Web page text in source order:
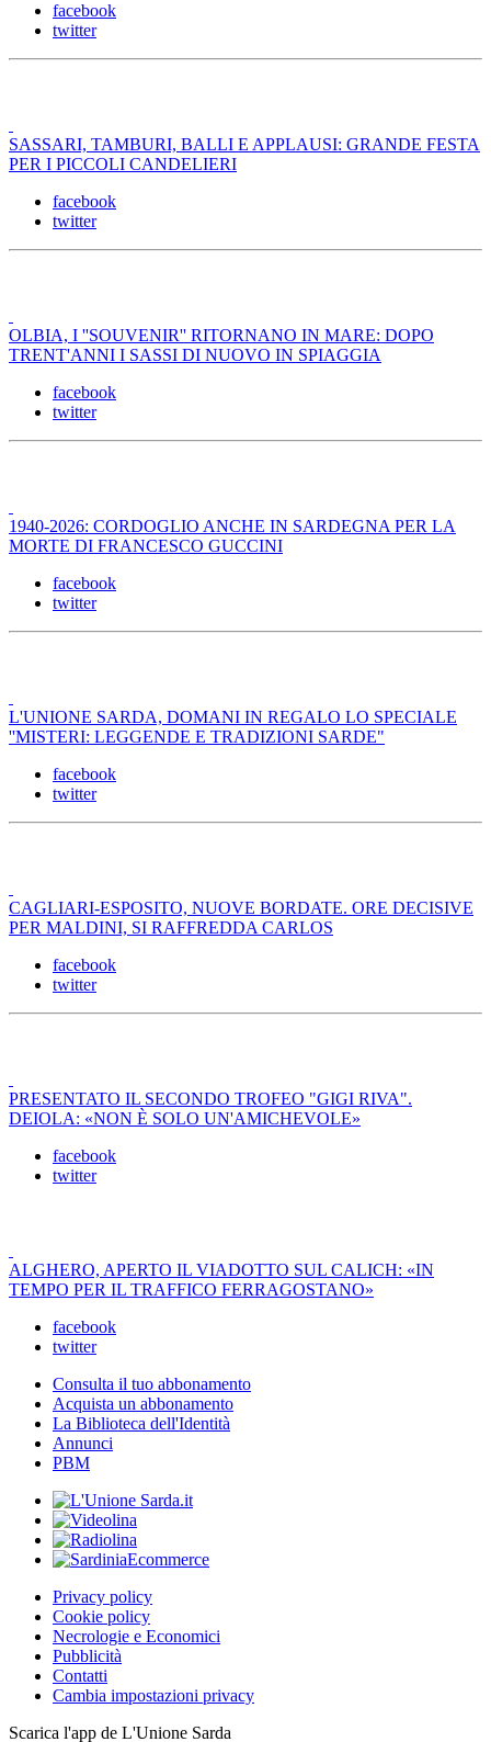
facebook
twitter
SASSARI, TAMBURI, BALLI E APPLAUSI: GRANDE FESTA
PER I PICCOLI CANDELIERI
facebook
twitter
OLBIA, I ''SOUVENIR'' RITORNANO IN MARE: DOPO
TRENT'ANNI I SASSI DI NUOVO IN SPIAGGIA
facebook
twitter
1940-2026: CORDOGLIO ANCHE IN SARDEGNA PER LA
MORTE DI FRANCESCO GUCCINI
facebook
twitter
L'UNIONE SARDA, DOMANI IN REGALO LO SPECIALE
''MISTERI: LEGGENDE E TRADIZIONI SARDE"
facebook
twitter
CAGLIARI-ESPOSITO, NUOVE BORDATE. ORE DECISIVE
PER MALDINI, SI RAFFREDDA CARLOS
facebook
twitter
PRESENTATO IL SECONDO TROFEO "GIGI RIVA".
DEIOLA: «NON È SOLO UN'AMICHEVOLE»
facebook
twitter
ALGHERO, APERTO IL VIADOTTO SUL CALICH: «IN
TEMPO PER IL TRAFFICO FERRAGOSTANO»
facebook
twitter
Consulta il tuo abbonamento
Acquista un abbonamento
La Biblioteca dell'Identità
Annunci
PBM
Privacy policy
Cookie policy
Necrologie e Economici
Pubblicità
Contatti
Cambia impostazioni privacy
Scarica l'app de L'Unione Sarda